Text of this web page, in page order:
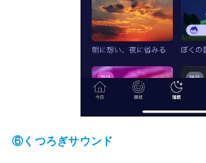
⑥くつろぎサウンド